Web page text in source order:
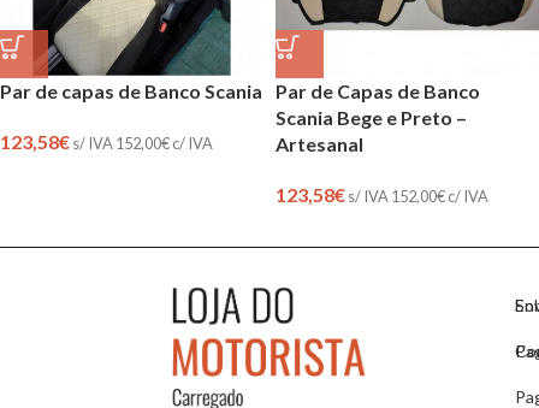
Par de capas de Banco Scania
123,58€s/ IVA 152,00€c/ IVA
Par de Capas de Banco
Scania Bege e Preto –
Artesanal
123,58€s/ IVA 152,00€c/ IVA